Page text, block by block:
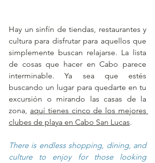
Hay un sinfín de tiendas, restaurantes y
cultura para disfrutar para aquellos que
simplemente buscan relajarse. La lista
de cosas que hacer en Cabo parece
interminable. Ya sea que estés
buscando un lugar para quedarte en tu
excursión o mirando las casas de la
zona, aquí tienes cinco de los mejores
clubes de playa en Cabo San Lucas.
There is endless shopping, dining, and
culture to enjoy for those looking